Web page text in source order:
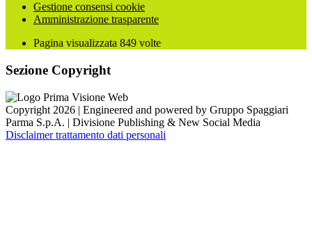
Gestione consensi cookie
Amministrazione trasparente
Pagina visualizzata 849 volte
Sezione Copyright
Copyright 2026 | Engineered and powered by Gruppo Spaggiari
Parma S.p.A. | Divisione Publishing & New Social Media
Disclaimer trattamento dati personali